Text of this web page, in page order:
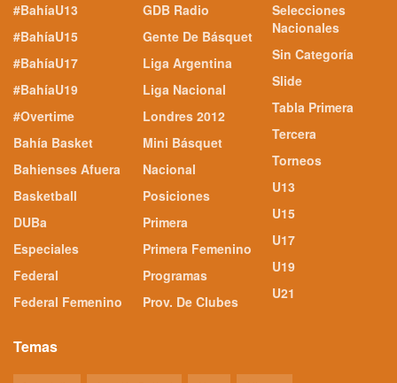
#BahíaU13
#BahíaU15
#BahíaU17
#BahíaU19
#Overtime
Bahía Basket
Bahienses Afuera
Basketball
DUBa
Especiales
Federal
Federal Femenino
GDB Radio
Gente De Básquet
Liga Argentina
Liga Nacional
Londres 2012
Mini Básquet
Nacional
Posiciones
Primera
Primera Femenino
Programas
Prov. De Clubes
Selecciones
Nacionales
Sin Categoría
Slide
Tabla Primera
Tercera
Torneos
U13
U15
U17
U19
U21
Temas